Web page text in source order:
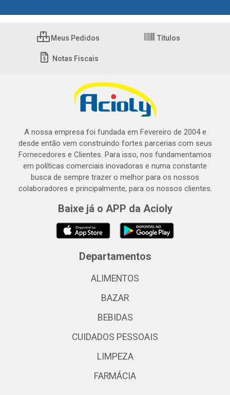
Meus Pedidos Títulos
Notas Fiscais
A nossa empresa foi fundada em Fevereiro de 2004 e
desde então vem construindo fortes parcerias com seus
Fornecedores e Clientes. Para isso, nos fundamentamos
em políticas comerciais inovadoras e numa constante
busca de sempre trazer o melhor para os nossos
colaboradores e principalmente, para os nossos clientes.
Baixe já o APP da Acioly
Departamentos
ALIMENTOS
BAZAR
BEBIDAS
CUIDADOS PESSOAIS
LIMPEZA
FARMÁCIA